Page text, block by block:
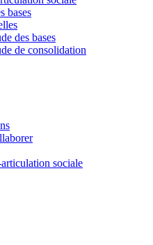
bases
des bases
de consolidation
sociale